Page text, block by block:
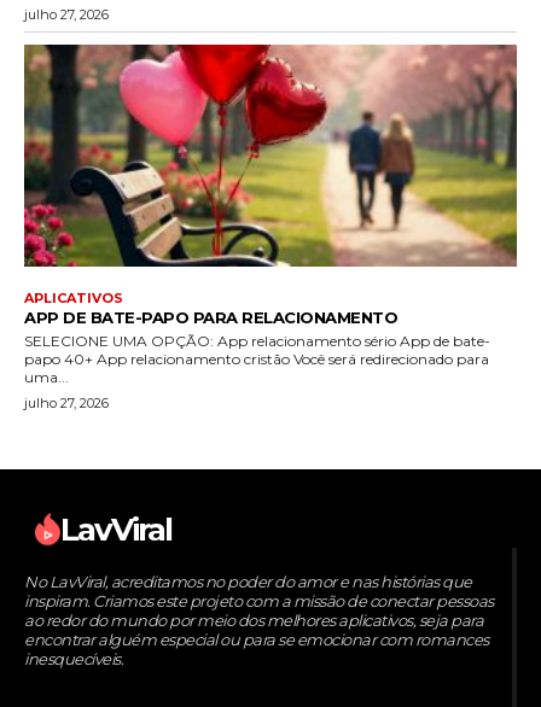
julho 27, 2026
APLICATIVOS
APP DE BATE-PAPO PARA RELACIONAMENTO
SELECIONE UMA OPÇÃO: App relacionamento sério App de bate-
papo 40+ App relacionamento cristão Você será redirecionado para
uma...
julho 27, 2026
LavViral
No LavViral, acreditamos no poder do amor e nas histórias que
inspiram. Criamos este projeto com a missão de conectar pessoas
ao redor do mundo por meio dos melhores aplicativos, seja para
encontrar alguém especial ou para se emocionar com romances
inesquecíveis.